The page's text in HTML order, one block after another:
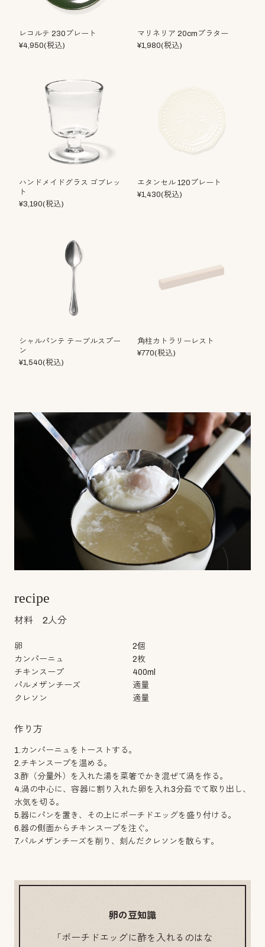
レコルテ 230プレート
¥4,950(税込)
マリネリア 20cmプラター
¥1,980(税込)
ハンドメイドグラス ゴブレッ
ト
¥3,190(税込)
エタンセル 120プレート
¥1,430(税込)
シャルパンテ テーブルスプー
ン
¥1,540(税込)
角柱カトラリーレスト
¥770(税込)
recipe
材料 2人分
卵
カンパーニュ
チキンスープ
パルメザンチーズ
クレソン
2個
2枚
400ml
適量
適量
作り方
1.カンパーニュをトーストする。
2.チキンスープを温める。
3.酢（分量外）を入れた湯を菜箸でかき混ぜて渦を作る。
4.渦の中心に、容器に割り入れた卵を入れ3分茹でて取り出し、
水気を切る。
5.器にパンを置き、その上にポーチドエッグを盛り付ける。
6.器の側面からチキンスープを注ぐ。
7.パルメザンチーズを削り、刻んだクレソンを散らす。
卵の豆知識
「ポーチドエッグに酢を入れるのはな